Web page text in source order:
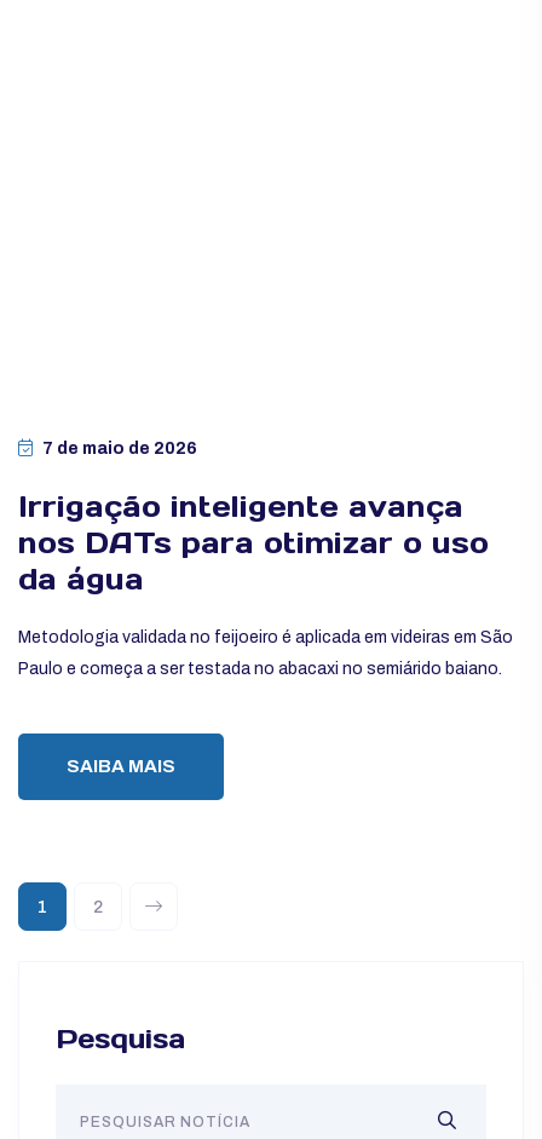
7 de maio de 2026
Irrigação inteligente avança
nos DATs para otimizar o uso
da água
Metodologia validada no feijoeiro é aplicada em videiras em São
Paulo e começa a ser testada no abacaxi no semiárido baiano.
SAIBA MAIS
1 2
Pesquisa